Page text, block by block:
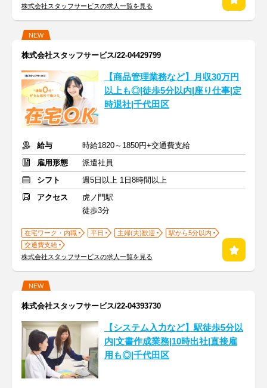
株式会社スタッフサービスの求人一覧を見る
NEW
株式会社スタッフサービス/22-04429799
【商品管理業務など】月収30万円
以上も◎|徒歩5分以内|座り仕事|定
時退社|千代田区
給与
時給1820～1850円+交通費支給
雇用形態
派遣社員
シフト
週5日以上 1日8時間以上
アクセス
虎ノ門駅
徒歩3分
在宅ワーク・内職 平日 主婦(夫)歓迎
駅から5分以内
交通費支給
株式会社スタッフサービスの求人一覧を見る
NEW
株式会社スタッフサービス/22-04393730
【システム入力など】駅徒歩5分以
内|文書作成業務|10時出社|直接雇
用も◎|千代田区